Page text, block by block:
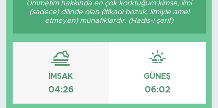
Ümmetim hakkında en çok korktuğum kimse, ilmi
(sadece) dilinde olan (itikadı bozuk, ilmiyle amel
etmeyen) münafıklardır. (Hadis-i şerif)
İMSAK
04:26
GÜNEŞ
06:02
BİLİM-TEKNOLOJİ
RÖPÖRTAJ
ANALİZ
NOSTALJİ